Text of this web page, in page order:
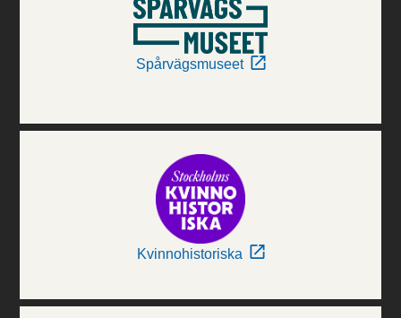
Spårvägsmuseet
Kvinnohistoriska